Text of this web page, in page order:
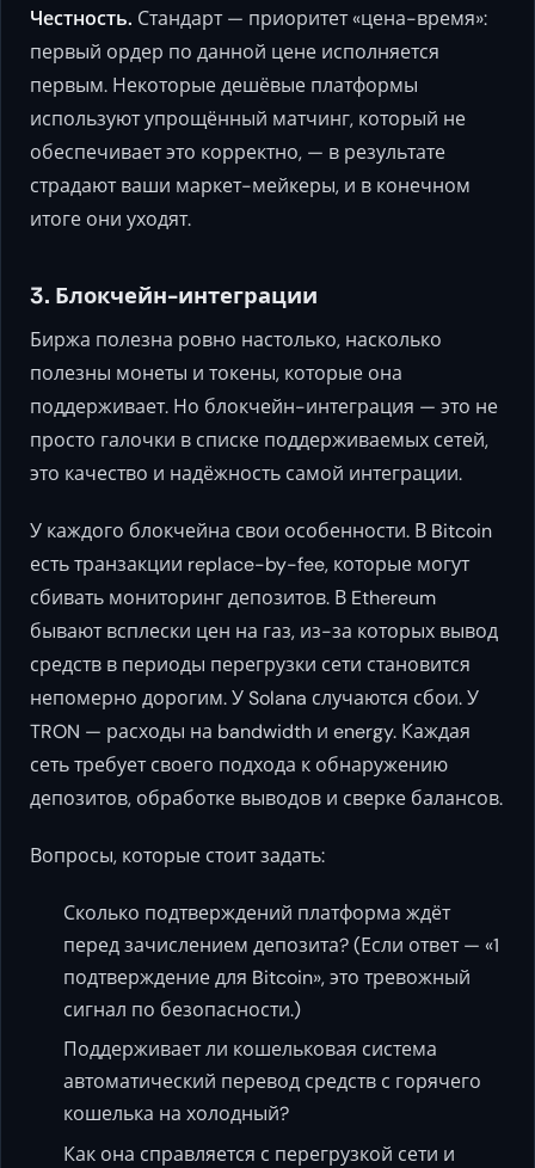
Честность. Стандарт — приоритет «цена-время»:
первый ордер по данной цене исполняется
первым. Некоторые дешёвые платформы
используют упрощённый матчинг, который не
обеспечивает это корректно, — в результате
страдают ваши маркет-мейкеры, и в конечном
итоге они уходят.
3. Блокчейн-интеграции
Биржа полезна ровно настолько, насколько
полезны монеты и токены, которые она
поддерживает. Но блокчейн-интеграция — это не
просто галочки в списке поддерживаемых сетей,
это качество и надёжность самой интеграции.
У каждого блокчейна свои особенности. В Bitcoin
есть транзакции replace-by-fee, которые могут
сбивать мониторинг депозитов. В Ethereum
бывают всплески цен на газ, из-за которых вывод
средств в периоды перегрузки сети становится
непомерно дорогим. У Solana случаются сбои. У
TRON — расходы на bandwidth и energy. Каждая
сеть требует своего подхода к обнаружению
депозитов, обработке выводов и сверке балансов.
Вопросы, которые стоит задать:
Сколько подтверждений платформа ждёт
перед зачислением депозита? (Если ответ — «1
подтверждение для Bitcoin», это тревожный
сигнал по безопасности.)
Поддерживает ли кошельковая система
автоматический перевод средств с горячего
кошелька на холодный?
Как она справляется с перегрузкой сети и